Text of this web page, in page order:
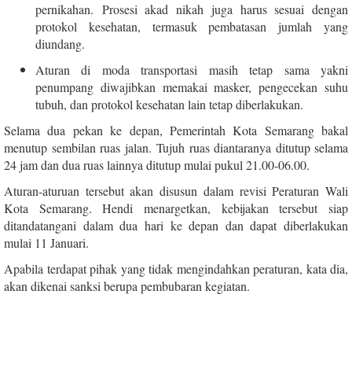
pernikahan. Prosesi akad nikah juga harus sesuai dengan
protokol kesehatan, termasuk pembatasan jumlah yang
diundang.
Aturan di moda transportasi masih tetap sama yakni
penumpang diwajibkan memakai masker, pengecekan suhu
tubuh, dan protokol kesehatan lain tetap diberlakukan.
Selama dua pekan ke depan, Pemerintah Kota Semarang bakal
menutup sembilan ruas jalan. Tujuh ruas diantaranya ditutup selama
24 jam dan dua ruas lainnya ditutup mulai pukul 21.00-06.00.
Aturan-aturuan tersebut akan disusun dalam revisi Peraturan Wali
Kota Semarang. Hendi menargetkan, kebijakan tersebut siap
ditandatangani dalam dua hari ke depan dan dapat diberlakukan
mulai 11 Januari.
Apabila terdapat pihak yang tidak mengindahkan peraturan, kata dia,
akan dikenai sanksi berupa pembubaran kegiatan.